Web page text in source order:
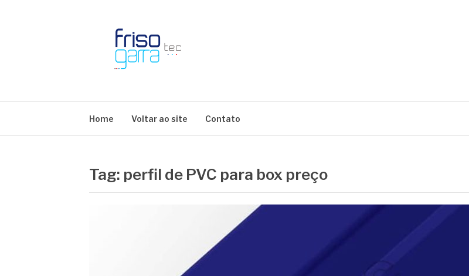
Home Voltar ao site Contato
Tag: perfil de PVC para box preço